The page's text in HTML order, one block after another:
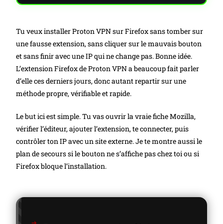
Tu veux installer Proton VPN sur Firefox sans tomber sur
une fausse extension, sans cliquer sur le mauvais bouton
et sans finir avec une IP qui ne change pas. Bonne idée.
L’extension Firefox de Proton VPN a beaucoup fait parler
d’elle ces derniers jours, donc autant repartir sur une
méthode propre, vérifiable et rapide.
Le but ici est simple. Tu vas ouvrir la vraie fiche Mozilla,
vérifier l’éditeur, ajouter l’extension, te connecter, puis
contrôler ton IP avec un site externe. Je te montre aussi le
plan de secours si le bouton ne s’affiche pas chez toi ou si
Firefox bloque l’installation.